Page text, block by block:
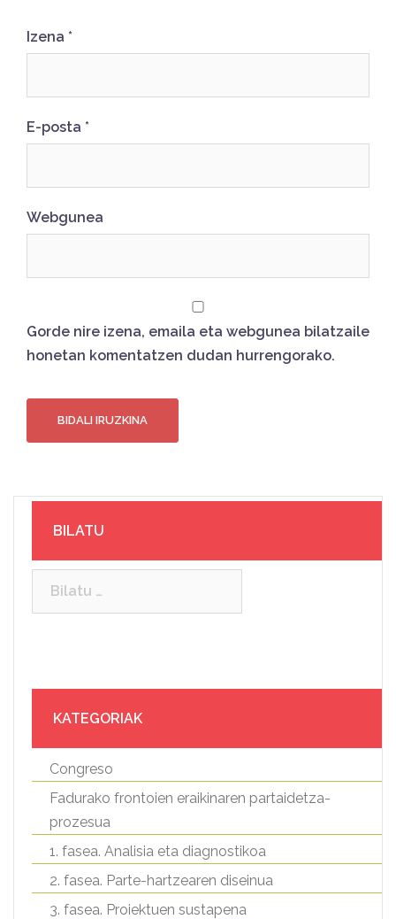
Izena *
E-posta *
Webgunea
Gorde nire izena, emaila eta webgunea bilatzaile
honetan komentatzen dudan hurrengorako.
BILATU
KATEGORIAK
Congreso
Fadurako frontoien eraikinaren partaidetza-
prozesua
1. fasea. Analisia eta diagnostikoa
2. fasea. Parte-hartzearen diseinua
3. fasea. Proiektuen sustapena